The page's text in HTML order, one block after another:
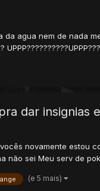
agua nem de nada
dar insignias
novamente estou
não sei Meu serv de
(e 5 mais)